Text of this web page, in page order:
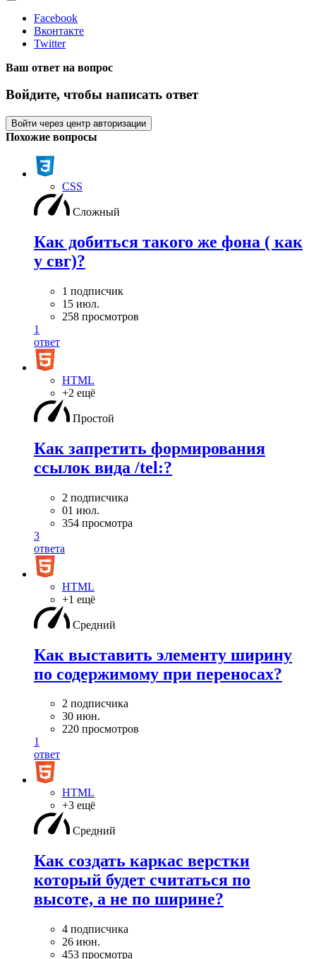
Facebook
Вконтакте
Twitter
Ваш ответ на вопрос
Войдите, чтобы написать ответ
Войти через центр авторизации
Похожие вопросы
CSS
Сложный
Как добиться такого же фона ( как
у свг)?
1 подписчик
15 июл.
258 просмотров
1
ответ
HTML
+2 ещё
Простой
Как запретить формирования
ссылок вида /tel:?
2 подписчика
01 июл.
354 просмотра
3
ответа
HTML
+1 ещё
Средний
Как выставить элементу ширину
по содержимому при переносах?
2 подписчика
30 июн.
220 просмотров
1
ответ
HTML
+3 ещё
Средний
Как создать каркас верстки
который будет считаться по
высоте, а не по ширине?
4 подписчика
26 июн.
453 просмотра